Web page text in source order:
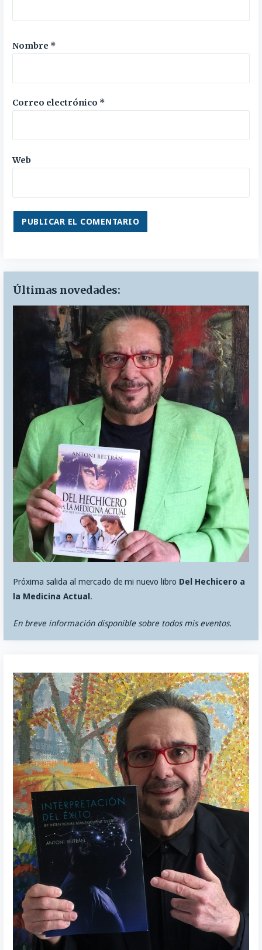
Nombre *
Correo electrónico *
Web
Últimas novedades:
Próxima salida al mercado de mi nuevo libro Del Hechicero a
la Medicina Actual .
En breve información disponible sobre todos mis eventos.